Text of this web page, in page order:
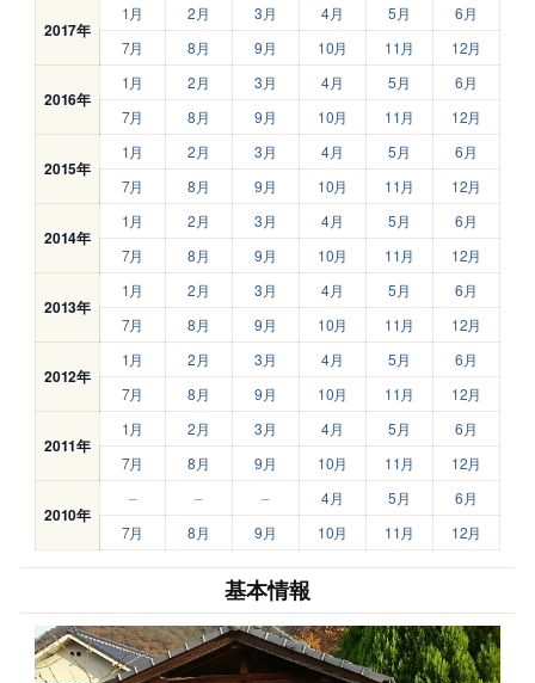
2017年
1月 2月 3月 4月 5月
6月
7月
8月 9月 10月 11月 12月
2016年
1月 2月 3月 4月 5月
6月
7月
8月 9月 10月 11月 12月
2015年
1月 2月 3月 4月 5月
6月
7月
8月 9月 10月 11月 12月
2014年
1月 2月 3月 4月 5月
6月
7月
8月 9月 10月 11月 12月
2013年
1月 2月 3月 4月 5月
6月
7月
8月 9月 10月 11月 12月
2012年
1月 2月 3月 4月 5月
6月
7月
8月 9月 10月 11月 12月
2011年
1月 2月 3月 4月 5月
6月
7月
8月 9月 10月 11月 12月
2010年
– – – 4月 5月
6月
7月
8月 9月 10月 11月 12月
基本情報